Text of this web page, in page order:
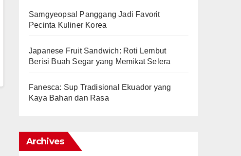
Samgyeopsal Panggang Jadi Favorit
Pecinta Kuliner Korea
Japanese Fruit Sandwich: Roti Lembut
Berisi Buah Segar yang Memikat Selera
Fanesca: Sup Tradisional Ekuador yang
Kaya Bahan dan Rasa
Archives